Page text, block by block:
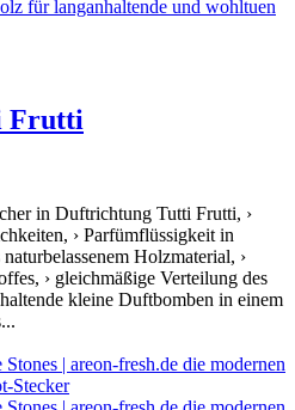
Frutti
in Duftrichtung Tutti Frutti, ›
› Parfümflüssigkeit in
Holzmaterial, ›
› gleichmäßige Verteilung des
kleine Duftbomben in einem